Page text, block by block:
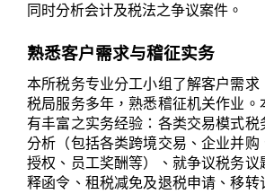
同时分析会计及税法之争议案件。
熟悉客户需求与稽征实务
本所税务专业分工小组了解客户需求
税局服务多年，熟悉稽征机关作业。
有丰富之实务经验：各类交易模式税
分析（包括各类跨境交易、企业并购
授权、员工奖酬等）、就争议税务议
释函令、租税减免及退税申请、移转